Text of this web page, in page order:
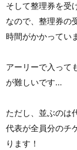
そして整理券を受
なので、整理券の
時間がかかってい
アーリーで入って
が難しいです…
ただし、並ぶのは
代表が全員分のチ
ります！